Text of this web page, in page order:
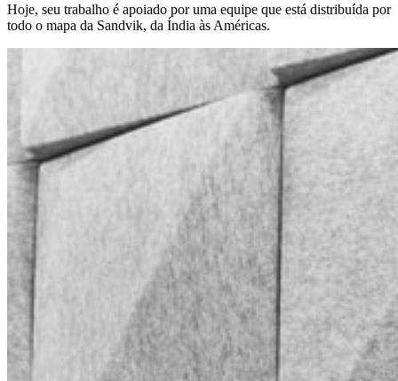
Hoje, seu trabalho é apoiado por uma equipe que está distribuída por
todo o mapa da Sandvik, da Índia às Américas.